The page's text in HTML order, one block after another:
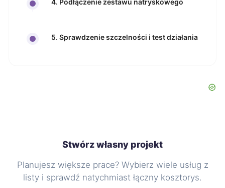
4. Podłączenie zestawu natryskowego
5. Sprawdzenie szczelności i test działania
Stwórz własny projekt
Planujesz większe prace? Wybierz wiele usług z
listy i sprawdź natychmiast łączny kosztorys.